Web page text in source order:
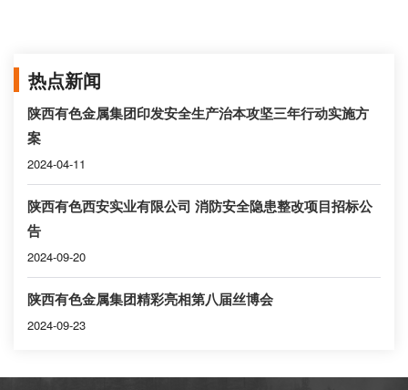
029-89589062 公司传真：029-89589062 公司邮箱：
热点新闻
陕西有色金属集团印发安全生产治本攻坚三年行动实施方
案
2024-04-11
陕西有色西安实业有限公司 消防安全隐患整改项目招标公
告
2024-09-20
陕西有色金属集团精彩亮相第八届丝博会
2024-09-23